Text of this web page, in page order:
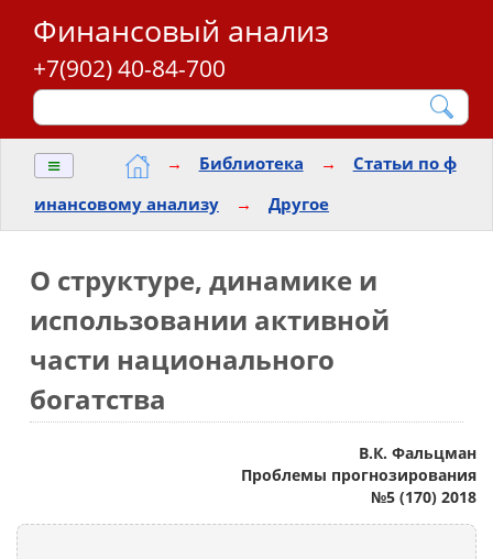
Финансовый анализ
+7(902) 40-84-700
≡ → Библиотека →
Статьи по ф
инансовому анализу
→ Другое
О структуре, динамике и
использовании активной
части национального
богатства
В.К. Фальцман
Проблемы прогнозирования
№5 (170) 2018